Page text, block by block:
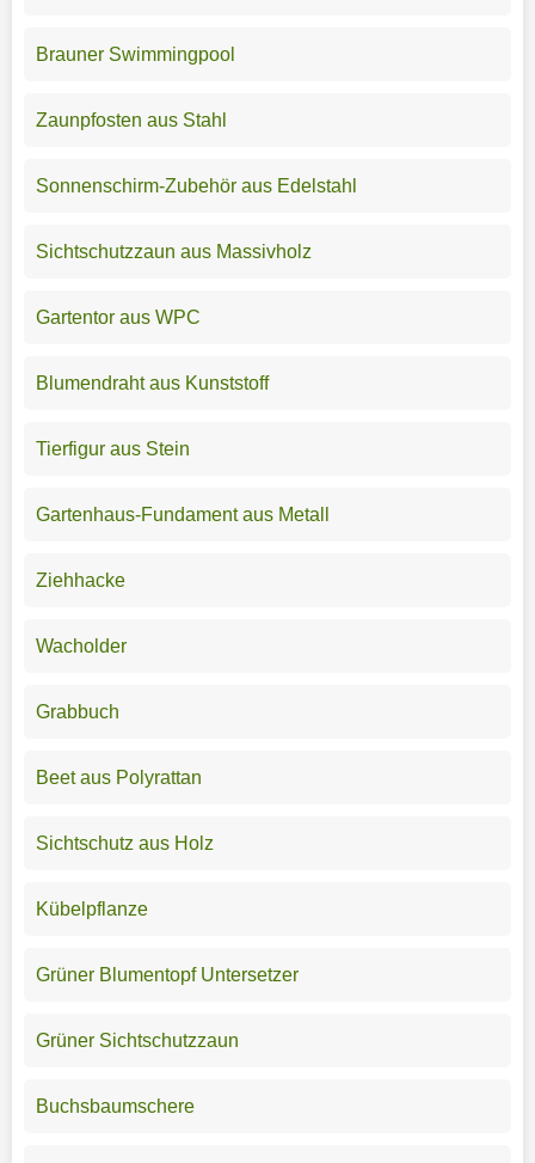
Brauner Swimmingpool
Zaunpfosten aus Stahl
Sonnenschirm-Zubehör aus Edelstahl
Sichtschutzzaun aus Massivholz
Gartentor aus WPC
Blumendraht aus Kunststoff
Tierfigur aus Stein
Gartenhaus-Fundament aus Metall
Ziehhacke
Wacholder
Grabbuch
Beet aus Polyrattan
Sichtschutz aus Holz
Kübelpflanze
Grüner Blumentopf Untersetzer
Grüner Sichtschutzzaun
Buchsbaumschere